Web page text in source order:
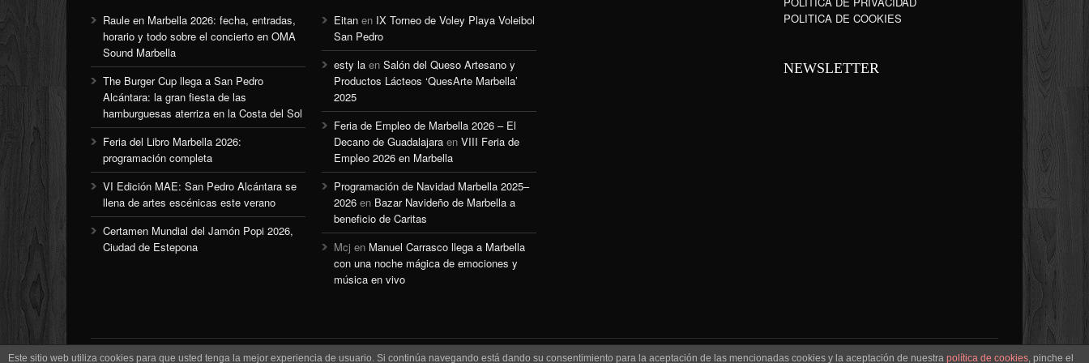
Raule en Marbella 2026: fecha, entradas,
horario y todo sobre el concierto en OMA
Sound Marbella
The Burger Cup llega a San Pedro
Alcántara: la gran fiesta de las
hamburguesas aterriza en la Costa del Sol
Feria del Libro Marbella 2026:
programación completa
VI Edición MAE: San Pedro Alcántara se
llena de artes escénicas este verano
Certamen Mundial del Jamón Popi 2026,
Ciudad de Estepona
Eitan en IX Torneo de Voley Playa Voleibol
San Pedro
esty la en Salón del Queso Artesano y
Productos Lácteos ‘QuesArte Marbella’
2025
Feria de Empleo de Marbella 2026 – El
Decano de Guadalajara en VIII Feria de
Empleo 2026 en Marbella
Programación de Navidad Marbella 2025–
2026 en Bazar Navideño de Marbella a
beneficio de Caritas
Mcj en Manuel Carrasco llega a Marbella
con una noche mágica de emociones y
música en vivo
POLITICA DE COOKIES
NEWSLETTER
Este sitio web utiliza cookies para que usted tenga la mejor experiencia de usuario. Si continúa navegando está dando su consentimiento para la aceptación de las mencionadas cookies y la aceptación de nuestra política de cookies, pinche el